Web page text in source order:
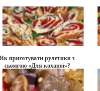
Як приготувати рулетики з
сьомгою «Для коханої»?